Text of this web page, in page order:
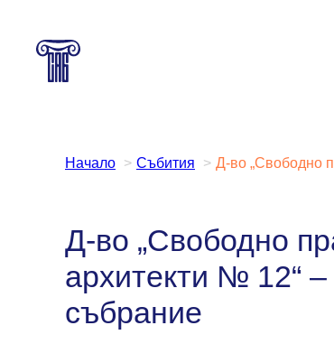
Начало Събития Д-во „Свободно
Д-во „Свободно
архитекти № 12“
събрание